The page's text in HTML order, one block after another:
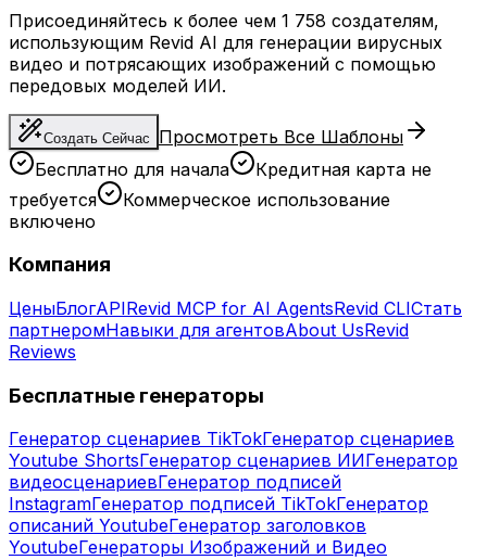
Присоединяйтесь к более чем 1 758 создателям,
использующим Revid AI для генерации вирусных
видео и потрясающих изображений с помощью
передовых моделей ИИ.
Создать Сейчас
Просмотреть Все Шаблоны
Бесплатно для начала
Кредитная карта не
требуется
Коммерческое использование
включено
Компания
ЦеныБлогAPIRevid MCP for AI AgentsRevid CLIСтать
партнеромНавыки для агентовAbout UsRevid
Reviews
Бесплатные генераторы
Генератор сценариев TikTokГенератор сценариев
Youtube ShortsГенератор сценариев ИИГенератор
видеосценариевГенератор подписей
InstagramГенератор подписей TikTokГенератор
описаний YoutubeГенератор заголовков
YoutubeГенераторы Изображений и Видео